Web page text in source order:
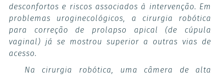
desconfortos e riscos associados à intervenção. Em
problemas uroginecológicos, a cirurgia robótica
para correção de prolapso apical (de cúpula
vaginal) já se mostrou superior a outras vias de
acesso.
Na cirurgia robótica, uma câmera de alta